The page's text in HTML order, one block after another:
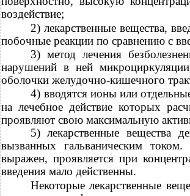
воздействие;
2) лекарственные вещества,
побочные реакции по сравнению с
3) метод лечения
нарушений в ней
оболочки желудочно-кишечного
4) вводятся ионы или
на лечебное действие которых
проявляют свою максимальную
5) лекарственные вещества
вызванных гальваническим
выражен, проявляется при
введения мало действенны.
Некоторые лекарственные